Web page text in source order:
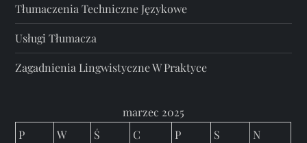
Tłumaczenia Techniczne Językowe
Usługi Tłumacza
Zagadnienia Lingwistyczne W Praktyce
marzec 2025
P
W Ś C P S
N